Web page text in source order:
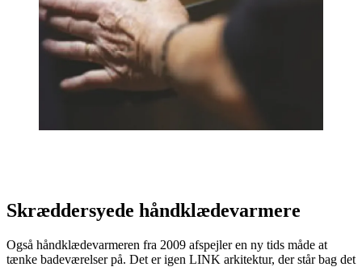
Skræddersyede håndklædevarmere
Også håndklædevarmeren fra 2009 afspejler en ny tids måde at
tænke badeværelser på. Det er igen LINK arkitektur, der står bag det